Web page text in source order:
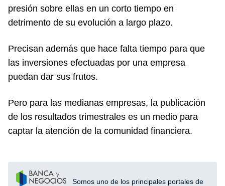
presión sobre ellas en un corto tiempo en
detrimento de su evolución a largo plazo.
Precisan además que hace falta tiempo para que
las inversiones efectuadas por una empresa
puedan dar sus frutos.
Pero para las medianas empresas, la publicación
de los resultados trimestrales es un medio para
captar la atención de la comunidad financiera.
Somos uno de los principales portales de